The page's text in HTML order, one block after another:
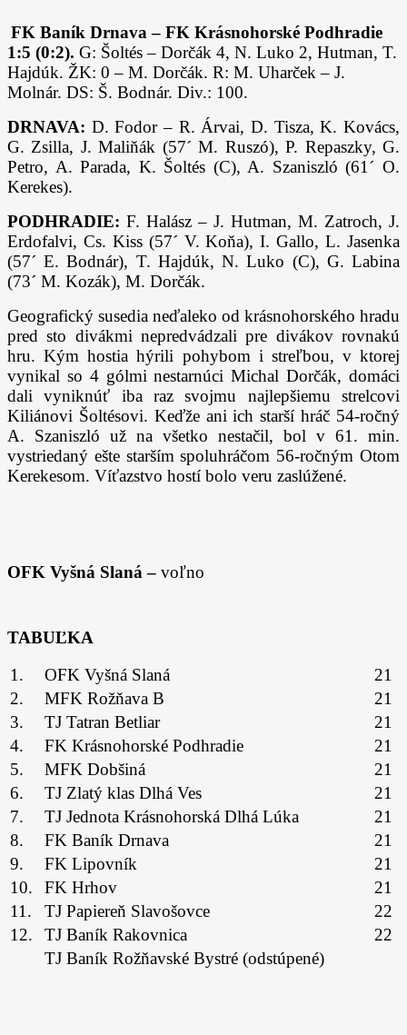
FK Baník Drnava – FK Krásnohorské Podhradie
1:5 (0:2). G: Šoltés – Dorčák 4, N. Luko 2, Hutman, T.
Hajdúk. ŽK: 0 – M. Dorčák. R: M. Uharček – J.
Molnár. DS: Š. Bodnár. Div.: 100.
DRNAVA: D. Fodor – R. Árvai, D. Tisza, K. Kovács,
G. Zsilla, J. Maliňák (57´ M. Ruszó), P. Repaszky, G.
Petro, A. Parada, K. Šoltés (C), A. Szaniszló (61´ O.
Kerekes).
PODHRADIE: F. Halász – J. Hutman, M. Zatroch, J.
Erdofalvi, Cs. Kiss (57´ V. Koňa), I. Gallo, L. Jasenka
(57´ E. Bodnár), T. Hajdúk, N. Luko (C), G. Labina
(73´ M. Kozák), M. Dorčák.
Geografický susedia neďaleko od krásnohorského hradu
pred sto divákmi nepredvádzali pre divákov rovnakú
hru. Kým hostia hýrili pohybom i streľbou, v ktorej
vynikal so 4 gólmi nestarnúci Michal Dorčák, domáci
dali vyniknúť iba raz svojmu najlepšiemu strelcovi
Kiliánovi Šoltésovi. Keďže ani ich starší hráč 54-ročný
A. Szaniszló už na všetko nestačil, bol v 61. min.
vystriedaný ešte starším spoluhráčom 56-ročným Otom
Kerekesom. Víťazstvo hostí bolo veru zaslúžené.
OFK Vyšná Slaná – voľno
TABUĽKA
1.
OFK Vyšná Slaná
21
2.
MFK Rožňava B
21
3.
TJ Tatran Betliar
21
4.
FK Krásnohorské Podhradie
21
5.
MFK Dobšiná
21
6.
TJ Zlatý klas Dlhá Ves
21
7.
TJ Jednota Krásnohorská Dlhá Lúka
21
8.
FK Baník Drnava
21
9.
FK Lipovník
21
10.
FK Hrhov
21
11.
TJ Papiereň Slavošovce
22
12.
TJ Baník Rakovnica
22
TJ Baník Rožňavské Bystré (odstúpené)